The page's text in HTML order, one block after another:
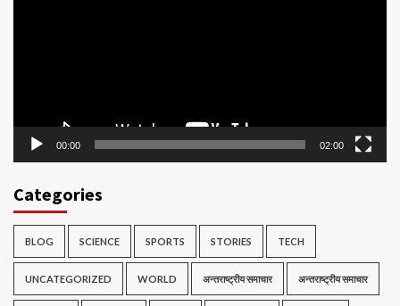
00:00 02:00
Categories
BLOG SCIENCE SPORTS STORIES TECH
UNCATEGORIZED WORLD अन्तराष्ट्रीय समाचार अन्तराष्ट्रीय समाचार